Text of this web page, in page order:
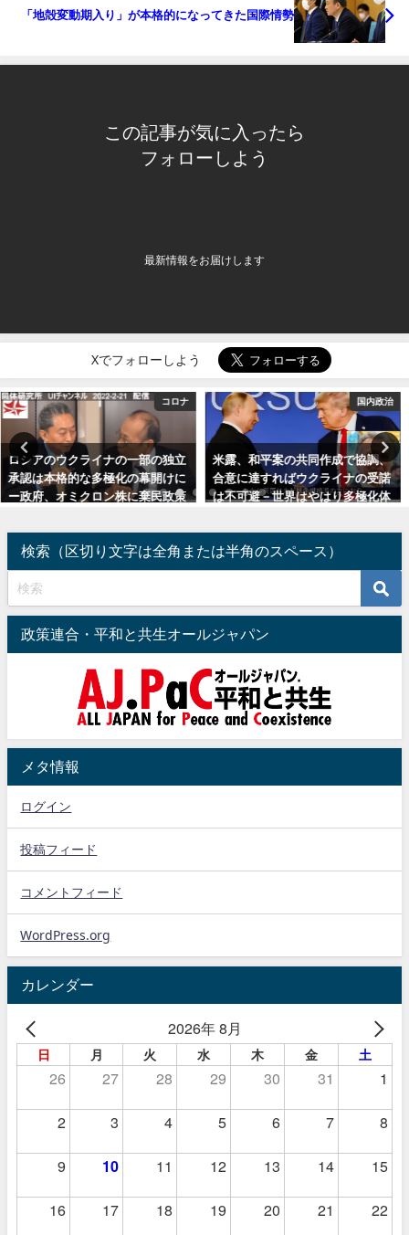
「地殻変動期入り」が本格的になってきた国際情勢
この記事が気に入ったら
フォローしよう
最新情報をお届けします
Xでフォローしよう
国内政治
米露、和平案の共同作成で協調、
合意に達すればウクライナの受諾
は不可避－世界はやはり多極化体
ナ政治状況）
2025年12月3日
国内政治
原油・天然ガスは人民元、ルーブ
ルで決済へー新年は米側陣営と非
米側陣営の対立がさらに深化・拡
検索（区切り文字は全角または半角のスペース）
政策連合・平和と共生オールジャパン
メタ情報
ログイン
投稿フィード
コメントフィード
WordPress.org
カレンダー
2026年 8月
日 月 火 水 木 金 土
26 27 28 29 30 31 1
2 3 4 5 6 7 8
9 10 11 12 13 14 15
16 17 18 19 20 21 22